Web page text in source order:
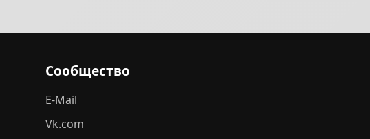
Сообщество
E-Mail
Vk.com